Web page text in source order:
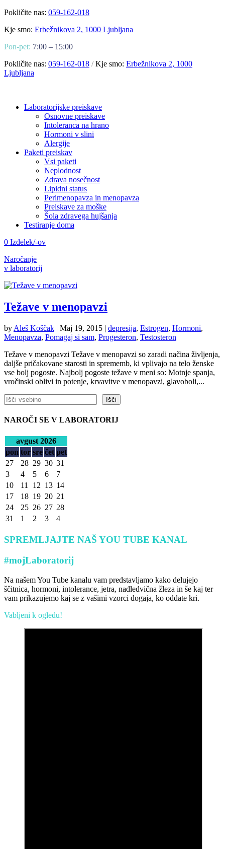
Pokličite nas: 059-162-018
Kje smo: Erbežnikova 2, 1000 Ljubljana
Pon-pet: 7:00 – 15:00
Pokličite nas: 059-162-018 /Kje smo: Erbežnikova 2, 1000
Ljubljana
Laboratorijske preiskave
Osnovne preiskave
Intoleranca na hrano
Hormoni v slini
Alergije
Paketi preiskav
Vsi paketi
Neplodnost
Zdrava nosečnost
Lipidni status
Perimenopavza in menopavza
Preiskave za moške
Šola zdravega hujšanja
Testiranje doma
0 Izdelek/-ov
Naročanje
v laboratorij
Težave v menopavzi
by Aleš Koščak | Maj 19, 2015 | depresija, Estrogen, Hormoni,
Menopavza, Pomagaj si sam, Progesteron, Testosteron
Težave v menopavzi Težave v menopavzi so zaradi načina življenja,
daljše pričakovane starosti in sprememb, ki vplivajo na telo ženske
vse bolj pogoste. Najbolj pogoste težave v meni so: Motnje spanja,
vročinski oblivi in potenje, krvavitve v menopavzi, glavoboli,...
Išči
Išči
NAROČI SE V LABORATORIJ
avgust 2026
pon tor sre čet pet
27
28 29 30 31
3
4 5 6
7
10
11 12 13 14
17
18 19 20 21
24
25 26 27 28
31
1 2 3 4
SPREMLJAJTE NAŠ YOU TUBE KANAL
#mojLaboratorij
Na našem You Tube kanalu vam predstavljamo kako delujejo
ščitnica, hormoni, intolerance, jetra, nadledvična žleza in še kaj ter
vam prikazujemo kaj se z vašimi vzorci dogaja, ko oddate kri.
Vabljeni k ogledu!